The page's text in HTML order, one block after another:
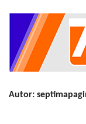
Autor:
Los